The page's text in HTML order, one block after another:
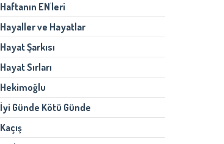
Haftanın EN'leri
Hayaller ve Hayatlar
Hayat Şarkısı
Hayat Sırları
Hekimoğlu
İyi Günde Kötü Günde
Kaçış